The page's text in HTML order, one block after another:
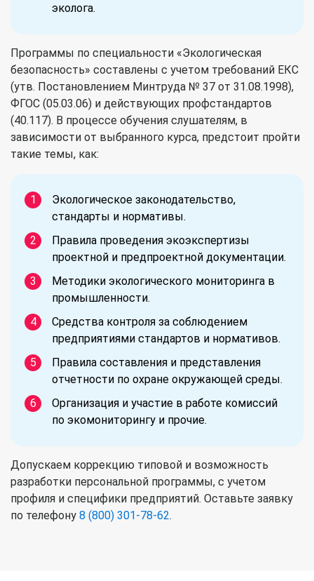
эколога.
Программы по специальности «Экологическая
безопасность» составлены с учетом требований ЕКС
(утв. Постановлением Минтруда № 37 от 31.08.1998),
ФГОС (05.03.06) и действующих профстандартов
(40.117). В процессе обучения слушателям, в
зависимости от выбранного курса, предстоит пройти
такие темы, как:
Экологическое законодательство,
стандарты и нормативы.
Правила проведения экоэкспертизы
проектной и предпроектной документации.
Методики экологического мониторинга в
промышленности.
Средства контроля за соблюдением
предприятиями стандартов и нормативов.
Правила составления и представления
отчетности по охране окружающей среды.
Организация и участие в работе комиссий
по экомониторингу и прочие.
Допускаем коррекцию типовой и возможность
разработки персональной программы, с учетом
профиля и специфики предприятий. Оставьте заявку
по телефону 8 (800) 301-78-62.